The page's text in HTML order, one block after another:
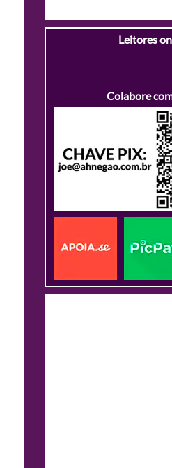
Leitores
Colabore